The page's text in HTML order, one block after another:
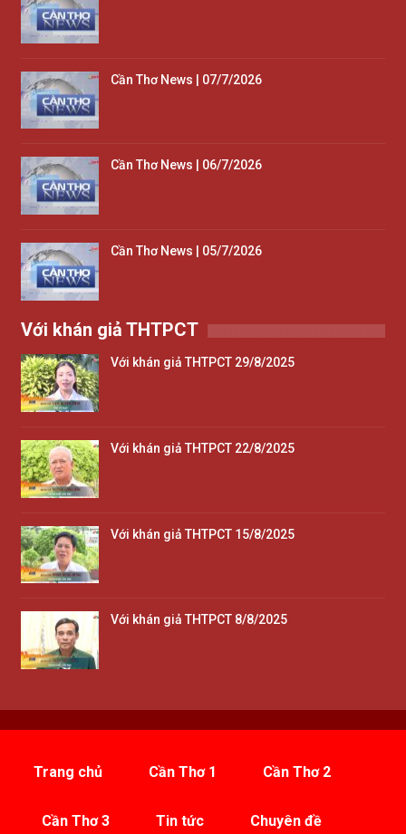
Cần Thơ News | 07/7/2026
Cần Thơ News | 06/7/2026
Cần Thơ News | 05/7/2026
Với khán giả THTPCT
Với khán giả THTPCT 29/8/2025
Với khán giả THTPCT 22/8/2025
Với khán giả THTPCT 15/8/2025
Với khán giả THTPCT 8/8/2025
Trang chủ Cần Thơ 1 Cần Thơ 2
Cần Thơ 3 Tin tức Chuyên đề